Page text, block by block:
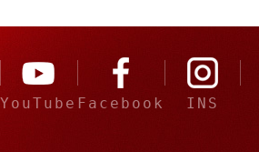
YouTube Facebook INS